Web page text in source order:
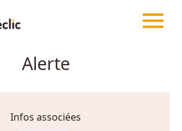
Créativité
Alerte
Infos associées